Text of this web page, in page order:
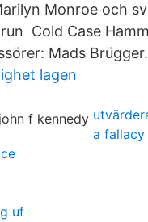
Monroe och
Cold Case
Mads Brügger.
lagen
a
uf